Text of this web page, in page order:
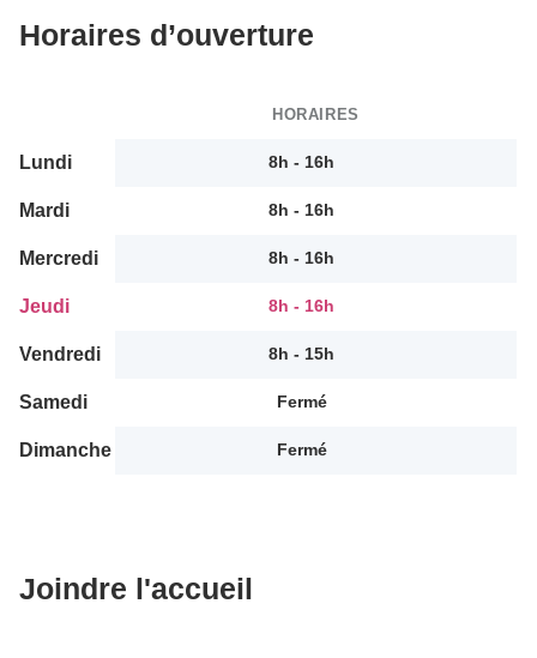
Horaires d’ouverture
HORAIRES
Lundi 8h - 16h
Mardi 8h - 16h
Mercredi 8h - 16h
Jeudi 8h - 16h
Vendredi 8h - 15h
Samedi Fermé
Dimanche Fermé
Joindre l'accueil